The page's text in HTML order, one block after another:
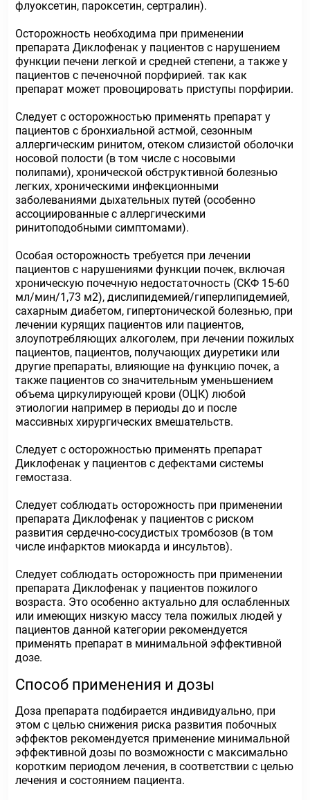
флуоксетин, пароксетин, сертралин).
Осторожность необходима при применении
препарата Диклофенак у пациентов с нарушением
функции печени легкой и средней степени, а также у
пациентов с печеночной порфирией. так как
препарат может провоцировать приступы порфирии.
Следует с осторожностью применять препарат у
пациентов с бронхиальной астмой, сезонным
аллергическим ринитом, отеком слизистой оболочки
носовой полости (в том числе с носовыми
полипами), хронической обструктивной болезнью
легких, хроническими инфекционными
заболеваниями дыхательных путей (особенно
ассоциированные с аллергическими
ринитоподобными симптомами).
Особая осторожность требуется при лечении
пациентов с нарушениями функции почек, включая
хроническую почечную недостаточность (СКФ 15-60
мл/мин/1,73 м2), дислипидемией/гиперлипидемией,
сахарным диабетом, гипертонической болезнью, при
лечении курящих пациентов или пациентов,
злоупотребляющих алкоголем, при лечении пожилых
пациентов, пациентов, получающих диуретики или
другие препараты, влияющие на функцию почек, а
также пациентов со значительным уменьшением
объема циркулирующей крови (ОЦК) любой
этиологии например в периоды до и после
массивных хирургических вмешательств.
Следует с осторожностью применять препарат
Диклофенак у пациентов с дефектами системы
гемостаза.
Следует соблюдать осторожность при применении
препарата Диклофенак у пациентов с риском
развития сердечно-сосудистых тромбозов (в том
числе инфарктов миокарда и инсультов).
Следует соблюдать осторожность при применении
препарата Диклофенак у пациентов пожилого
возраста. Это особенно актуально для ослабленных
или имеющих низкую массу тела пожилых людей у
пациентов данной категории рекомендуется
применять препарат в минимальной эффективной
дозе.
Способ применения и дозы
Доза препарата подбирается индивидуально, при
этом с целью снижения риска развития побочных
эффектов рекомендуется применение минимальной
эффективной дозы по возможности с максимально
коротким периодом лечения, в соответствии с целью
лечения и состоянием пациента.